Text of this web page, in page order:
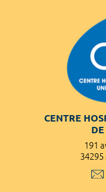
CENTRE
191